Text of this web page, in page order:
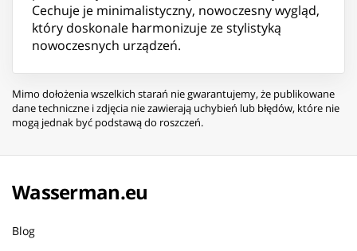
Cechuje je minimalistyczny, nowoczesny wygląd,
który doskonale harmonizuje ze stylistyką
nowoczesnych urządzeń.
Mimo dołożenia wszelkich starań nie gwarantujemy, że publikowane
dane techniczne i zdjęcia nie zawierają uchybień lub błędów, które nie
mogą jednak być podstawą do roszczeń.
Wasserman.eu
Blog